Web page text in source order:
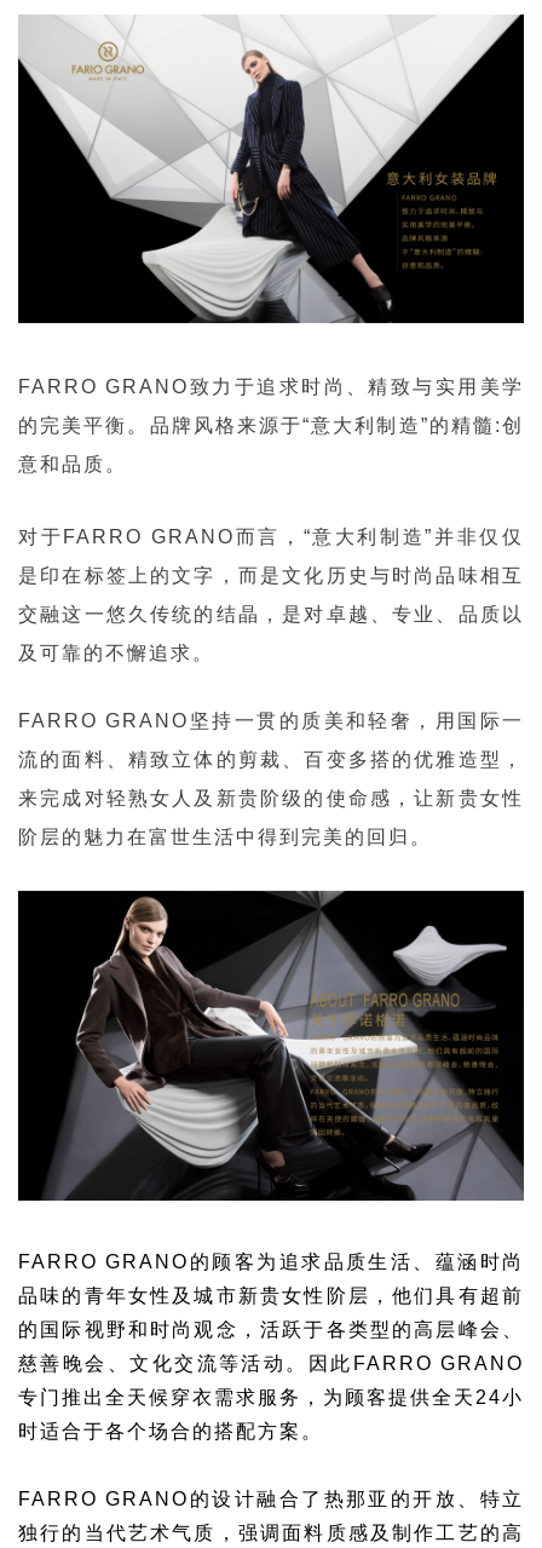
FARRO GRANO致力于追求时尚、精致与实用美学
的完美平衡。 品牌风格来源于“意大利制造”的精髓:创
意和品质。
对于FARRO GRANO而言， “意大利制造”并非仅仅
是印在标签上的文字， 而是文化历史与时尚品味相互
交融这一悠久传统的结晶， 是对卓越、专业、品质以
及可靠的不懈追求。
FARRO GRANO坚持一贯的质美和轻奢， 用国际一
流的面料、精致立体的剪裁、百变多搭的优雅造型，
来完成对轻熟女人及新贵阶级的使命感，让新贵女性
阶层的魅力 在富世生活中得到完美的回归。
FARRO GRANO的顾客 为追求品质生活、蕴涵时尚
品味的 青年女性及城市新贵女性阶层，他们具有超前
的国际视野和时尚观念， 活跃于各类型的高层峰会、
慈善晚会、文化交流等活动。
因此FARRO GRANO
专门推出全天候穿衣需求服务， 为顾客提供全天24小
时适合于各个场合的搭配方案。
FARRO GRANO的设计融合了热那亚的开放、特立
独行的当代艺术气质， 强调面料质感及制作工艺的高